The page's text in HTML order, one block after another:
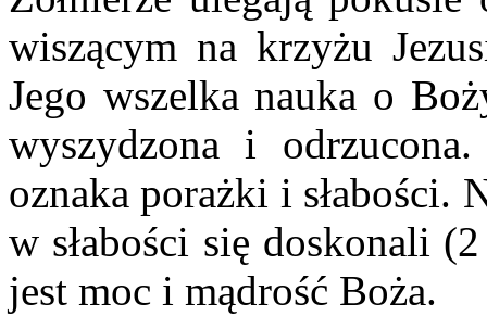
wiszącym na krzyżu
Jego wszelka nauka o
wyszydzona i
oznaka porażki i słabości.
w słabości się doskonali
jest moc i mądrość Boża.